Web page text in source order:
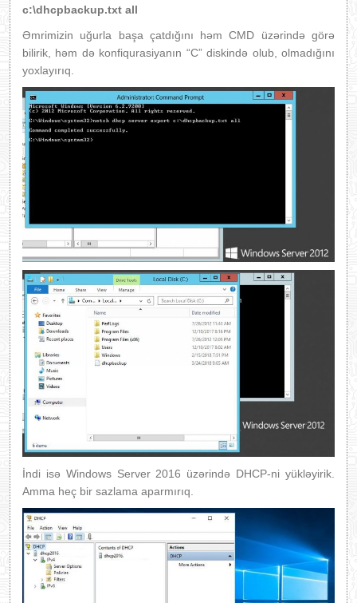
c:\dhcpbackup.txt all
Əmrimizin uğurla başa çatdığını həm CMD üzərində görə
bilirik, həm də konfiqurasiyanın “C” diskində olub, olmadığını
yoxlayırıq.
İndi isə Windows Server 2016 üzərində DHCP-ni yükləyirik.
Amma heç bir sazlama aparmırıq.